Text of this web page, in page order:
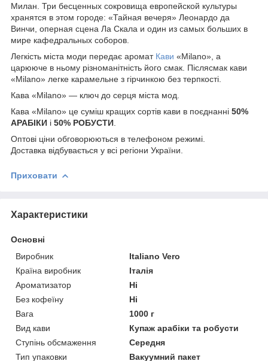
Милан. Три бесценных сокровища европейской культуры
хранятся в этом городе: «Тайная вечеря» Леонардо да
Винчи, оперная сцена Ла Скала и один из самых больших в
мире кафедральных соборов.
Легкість міста моди передає аромат Кави «Milano», а
царююче в ньому різноманітність його смак. Післясмак кави
«Milano» легке карамельне з гірчинкою без терпкості.
Кава «Milano» ― ключ до серця міста мод.
Кава «Milano» це суміш кращих сортів кави в поєднанні 50%
АРАБІКИ і 50% РОБУСТИ
Оптові ціни обговорюються в телефоном режимі.
Доставка відбувається у всі регіони України.
Приховати
Характеристики
Основні
Виробник
Italiano Vero
Країна виробник
Італія
Ароматизатор
Ні
Без кофеїну
Ні
Вага
1000 г
Вид кави
Купаж арабіки та робусти
Ступінь обсмаження
Середня
Тип упаковки
Вакуумний пакет